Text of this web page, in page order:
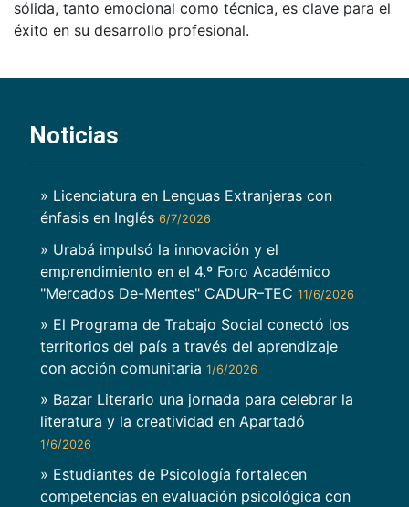
sólida, tanto emocional como técnica, es clave para el
éxito en su desarrollo profesional.
Noticias
» Licenciatura en Lenguas Extranjeras con
énfasis en Inglés 6/7/2026
» Urabá impulsó la innovación y el
emprendimiento en el 4.º Foro Académico
"Mercados De-Mentes" CADUR–TEC 11/6/2026
» El Programa de Trabajo Social conectó los
territorios del país a través del aprendizaje
con acción comunitaria 1/6/2026
» Bazar Literario una jornada para celebrar la
literatura y la creatividad en Apartadó
1/6/2026
» Estudiantes de Psicología fortalecen
competencias en evaluación psicológica con